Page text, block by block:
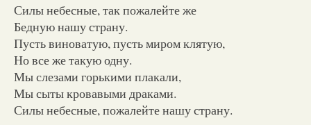
Силы небесные, так пожалейте же
Бедную нашу страну.
Пусть виноватую, пусть миром клятую,
Но все же такую одну.
Мы слезами горькими плакали,
Мы сыты кровавыми драками.
Силы небесные, пожалейте нашу страну.